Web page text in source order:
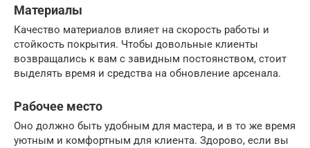
Материалы
Качество материалов влияет на скорость работы и
стойкость покрытия. Чтобы довольные клиенты
возвращались к вам с завидным постоянством, стоит
выделять время и средства на обновление арсенала.
Рабочее место
Оно должно быть удобным для мастера, и в то же время
уютным и комфортным для клиента. Здорово, если вы